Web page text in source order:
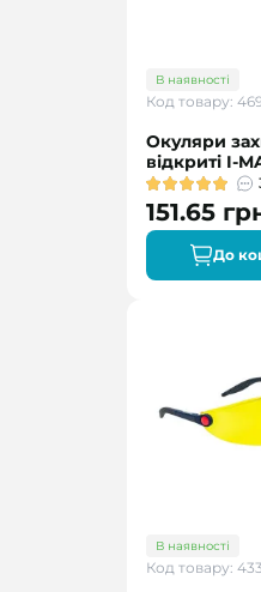
В наявності
Код товару:
Окуляри
відкриті I-
151.65
До
В наявності
Код товару: